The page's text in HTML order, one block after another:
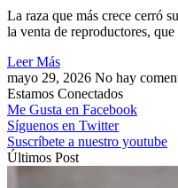
La raza que más crece cerró
la venta de reproductores, que
Leer Más
mayo 29, 2026 No hay
Estamos Conectados
Me Gusta en Facebook
Síguenos en Twitter
Suscríbete a nuestro youtube
Últimos Post